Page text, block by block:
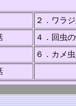
２．ワラ
４．回虫
６．カメ